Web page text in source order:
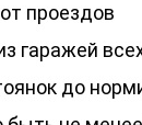
проездов
гаражей
до